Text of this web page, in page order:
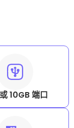
10GB 端口